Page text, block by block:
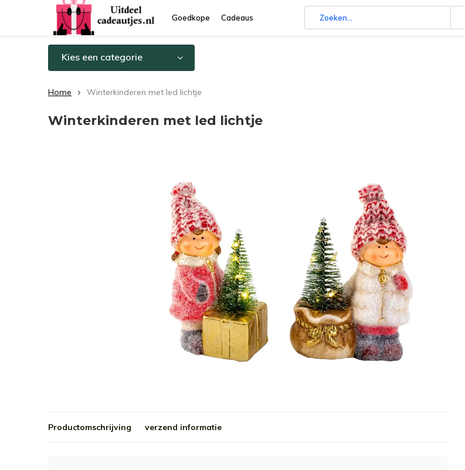
Goedkope Cadeaus
Kies een categorie
Home Winterkinderen met led lichtje
Winterkinderen met led lichtje
Productomschrijving verzend informatie